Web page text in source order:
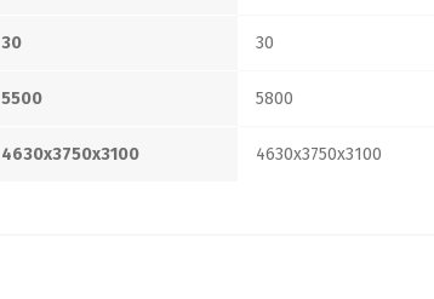
30 30
5500 5800
4630x3750x3100 4630x3750x3100